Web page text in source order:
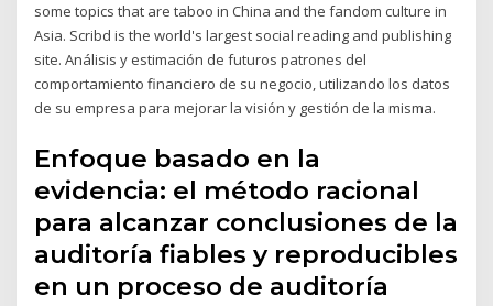
some topics that are taboo in China and the fandom culture in
Asia. Scribd is the world's largest social reading and publishing
site. Análisis y estimación de futuros patrones del
comportamiento financiero de su negocio, utilizando los datos
de su empresa para mejorar la visión y gestión de la misma.
Enfoque basado en la
evidencia: el método racional
para alcanzar conclusiones de la
auditoría fiables y reproducibles
en un proceso de auditoría